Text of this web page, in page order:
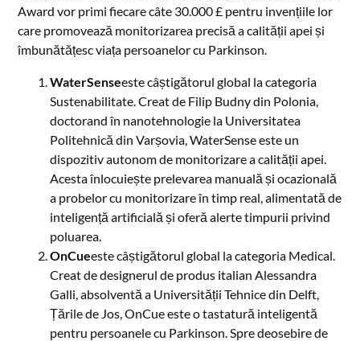
Award vor primi fiecare câte 30.000 £ pentru invențiile lor
care promovează monitorizarea precisă a calității apei și
îmbunătățesc viața persoanelor cu Parkinson.
WaterSenseeste câștigătorul global la categoria
Sustenabilitate. Creat de Filip Budny din Polonia,
doctorand în nanotehnologie la Universitatea
Politehnică din Varșovia, WaterSense este un
dispozitiv autonom de monitorizare a calității apei.
Acesta înlocuiește prelevarea manuală și ocazională
a probelor cu monitorizare în timp real, alimentată de
inteligență artificială și oferă alerte timpurii privind
poluarea.
OnCueeste câștigătorul global la categoria Medical.
Creat de designerul de produs italian Alessandra
Galli, absolventă a Universității Tehnice din Delft,
Țările de Jos, OnCue este o tastatură inteligentă
pentru persoanele cu Parkinson. Spre deosebire de